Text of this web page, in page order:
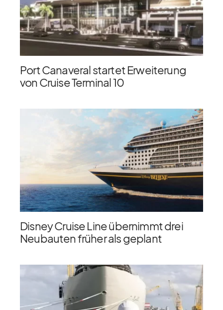
Port Canaveral startet Erweiterung
von Cruise Terminal 10
Disney Cruise Line übernimmt drei
Neubauten früher als geplant